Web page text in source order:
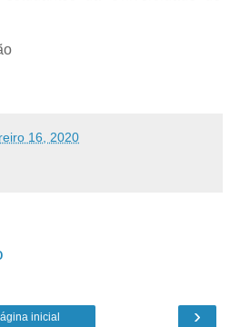
16, 2020
›
inicial